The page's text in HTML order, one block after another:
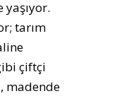
tarım
çiftçi
madende